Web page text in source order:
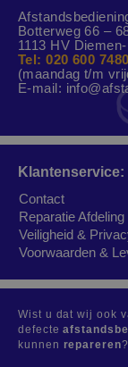
Botterweg 66 –
1113 HV
Tel: 020 600 7480
(maandag t/m
E-mail:
Klantenservice:
Contact
Reparatie Afdeling
Veiligheid &
Voorwaarden &
Wist u dat wij ook
defecte
kunnen repareren?